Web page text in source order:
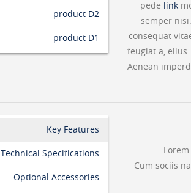
product D2
product D1
pede link
semper
consequat
feugiat a,
Aenean
Key Features
Technical Specifications
Optional Accessories
Cum sociis